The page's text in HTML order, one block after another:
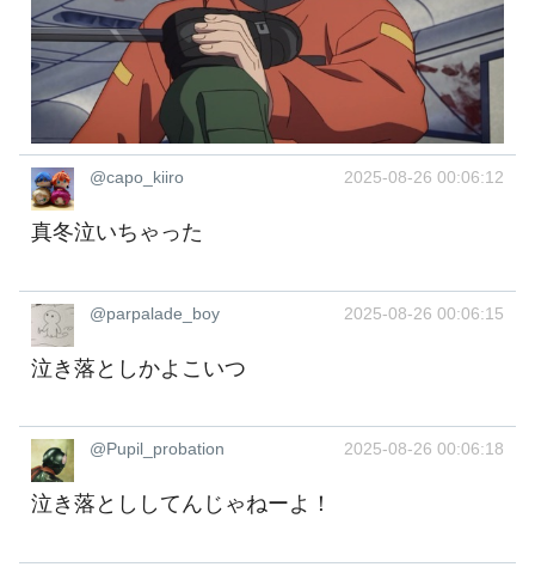
@capo_kiiro 2025-08-26 00:06:12
真冬泣いちゃった
@parpalade_boy 2025-08-26 00:06:15
泣き落としかよこいつ
@Pupil_probation 2025-08-26 00:06:18
泣き落とししてんじゃねーよ！